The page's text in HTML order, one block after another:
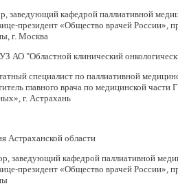
заведующий кафедрой паллиативной
президент «Общество врачей России»,
г. Москва
АО "Областной клинический
специалист по паллиативной
главного врача по медицинской
г. Астрахань
Астраханской области
заведующий кафедрой паллиативной
президент «Общество врачей России»,